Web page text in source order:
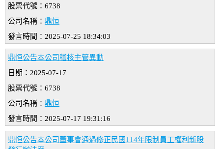
股票代號：6738
公司名稱： 鼎恒
發言時間：2025-07-25 18:34:03
鼎恒公告本公司稽核主管異動
日期：2025-07-17
股票代號：6738
公司名稱： 鼎恒
發言時間：2025-07-17 19:31:16
鼎恒公告本公司董事會通過修正民國114年限制員工權利新股